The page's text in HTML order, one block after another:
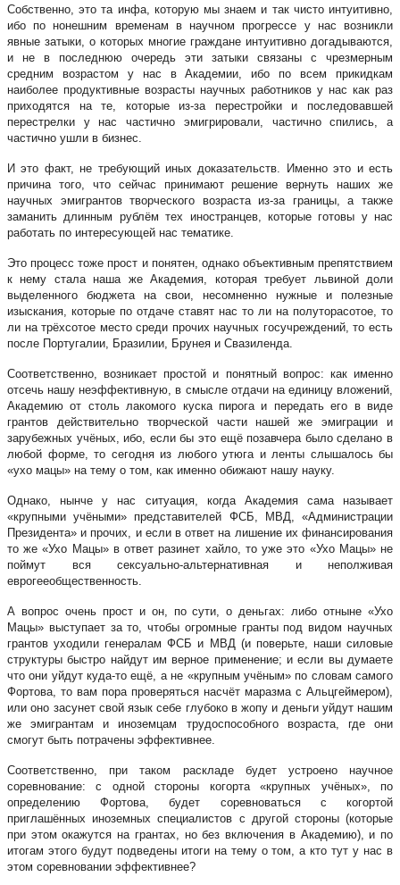
Собственно, это та инфа, которую мы знаем и так чисто интуитивно,
ибо по нонешним временам в научном прогрессе у нас возникли
явные затыки, о которых многие граждане интуитивно догадываются,
и не в последнюю очередь эти затыки связаны с чрезмерным
средним возрастом у нас в Академии, ибо по всем прикидкам
наиболее продуктивные возрасты научных работников у нас как раз
приходятся на те, которые из-за перестройки и последовавшей
перестрелки у нас частично эмигрировали, частично спились, а
частично ушли в бизнес.
И это факт, не требующий иных доказательств. Именно это и есть
причина того, что сейчас принимают решение вернуть наших же
научных эмигрантов творческого возраста из-за границы, а также
заманить длинным рублём тех иностранцев, которые готовы у нас
работать по интересующей нас тематике.
Это процесс тоже прост и понятен, однако объективным препятствием
к нему стала наша же Академия, которая требует львиной доли
выделенного бюджета на свои, несомненно нужные и полезные
изыскания, которые по отдаче ставят нас то ли на полуторасотое, то
ли на трёхсотое место среди прочих научных госучреждений, то есть
после Португалии, Бразилии, Брунея и Свазиленда.
Соответственно, возникает простой и понятный вопрос: как именно
отсечь нашу неэффективную, в смысле отдачи на единицу вложений,
Академию от столь лакомого куска пирога и передать его в виде
грантов действительно творческой части нашей же эмиграции и
зарубежных учёных, ибо, если бы это ещё позавчера было сделано в
любой форме, то сегодня из любого утюга и ленты слышалось бы
«ухо мацы» на тему о том, как именно обижают нашу науку.
Однако, нынче у нас ситуация, когда Академия сама называет
«крупными учёными» представителей ФСБ, МВД, «Администрации
Президента» и прочих, и если в ответ на лишение их финансирования
то же «Ухо Мацы» в ответ разинет хайло, то уже это «Ухо Мацы» не
поймут вся сексуально-альтернативная и неполживая
еврогееобщественность.
А вопрос очень прост и он, по сути, о деньгах: либо отныне «Ухо
Мацы» выступает за то, чтобы огромные гранты под видом научных
грантов уходили генералам ФСБ и МВД (и поверьте, наши силовые
структуры быстро найдут им верное применение; и если вы думаете
что они уйдут куда-то ещё, а не «крупным учёным» по словам самого
Фортова, то вам пора проверяться насчёт маразма с Альцгеймером),
или оно засунет свой язык себе глубоко в жопу и деньги уйдут нашим
же эмигрантам и иноземцам трудоспособного возраста, где они
смогут быть потрачены эффективнее.
Соответственно, при таком раскладе будет устроено научное
соревнование: с одной стороны когорта «крупных учёных», по
определению Фортова, будет соревноваться с когортой
приглашённых иноземных специалистов с другой стороны (которые
при этом окажутся на грантах, но без включения в Академию), и по
итогам этого будут подведены итоги на тему о том, а кто тут у нас в
этом соревновании эффективнее?